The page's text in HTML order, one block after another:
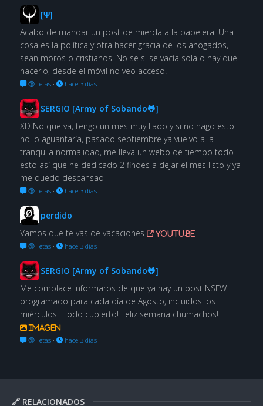
🔗 RELACIONADOS
[Ψ]
Acabo de mandar un post de mierda a la papelera. Una
cosa es la política y otra hacer gracia de los ahogados,
sean moros o cristianos. No se si se vacía sola o hay que
hacerlo, desde el móvil no veo acceso.
🔞 Tetas· hace 3 días
SERGIO [Army of Sobando🐸]
XD No que va, tengo un mes muy liado y si no hago esto
no lo aguantaría, pasado septiembre ya vuelvo a la
tranquila normalidad, me lleva un webo de tiempo todo
esto así que he dedicado 2 findes a dejar el mes listo y ya
me quedo descansao
🔞 Tetas· hace 3 días
perdido
Vamos que te vas de vacaciones
youtu.be
🔞 Tetas· hace 3 días
SERGIO [Army of Sobando🐸]
Me complace informaros de que ya hay un post NSFW
programado para cada día de Agosto, incluidos los
miérculos. ¡Todo cubierto! Feliz semana chumachos!
Imagen
🔞 Tetas· hace 3 días